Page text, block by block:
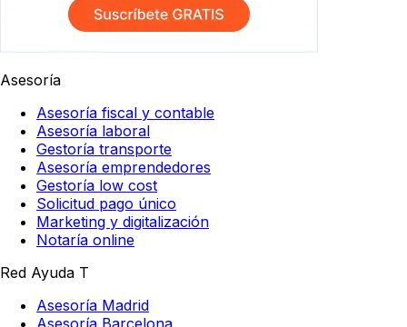
Asesoría
Asesoría fiscal y contable
Asesoría laboral
Gestoría transporte
Asesoría emprendedores
Gestoría low cost
Solicitud pago único
Marketing y digitalización
Notaría online
Red Ayuda T
Asesoría Madrid
Asesoría Barcelona